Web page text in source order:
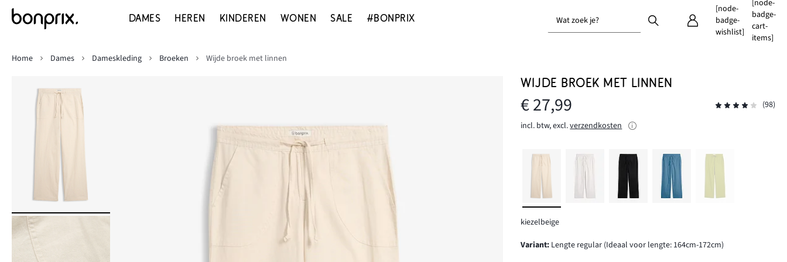
DAMES HEREN KINDEREN WONEN SALE #BONPRIX Wat zoek je?
[node-
badge-
wishlist]
[node-
badge-
cart-
items]
Home
Dames Dameskleding Broeken Wijde broek met linnen
WIJDE BROEK MET LINNEN
€ 27,99
(98)
incl. btw, excl.verzendkosten
kiezelbeige
Variant: Lengte regular (Ideaal voor lengte: 164cm-172cm)